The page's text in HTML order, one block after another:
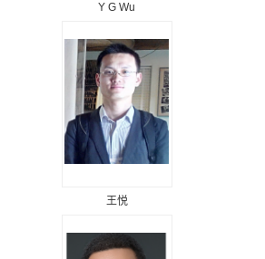
Y G Wu
王悦